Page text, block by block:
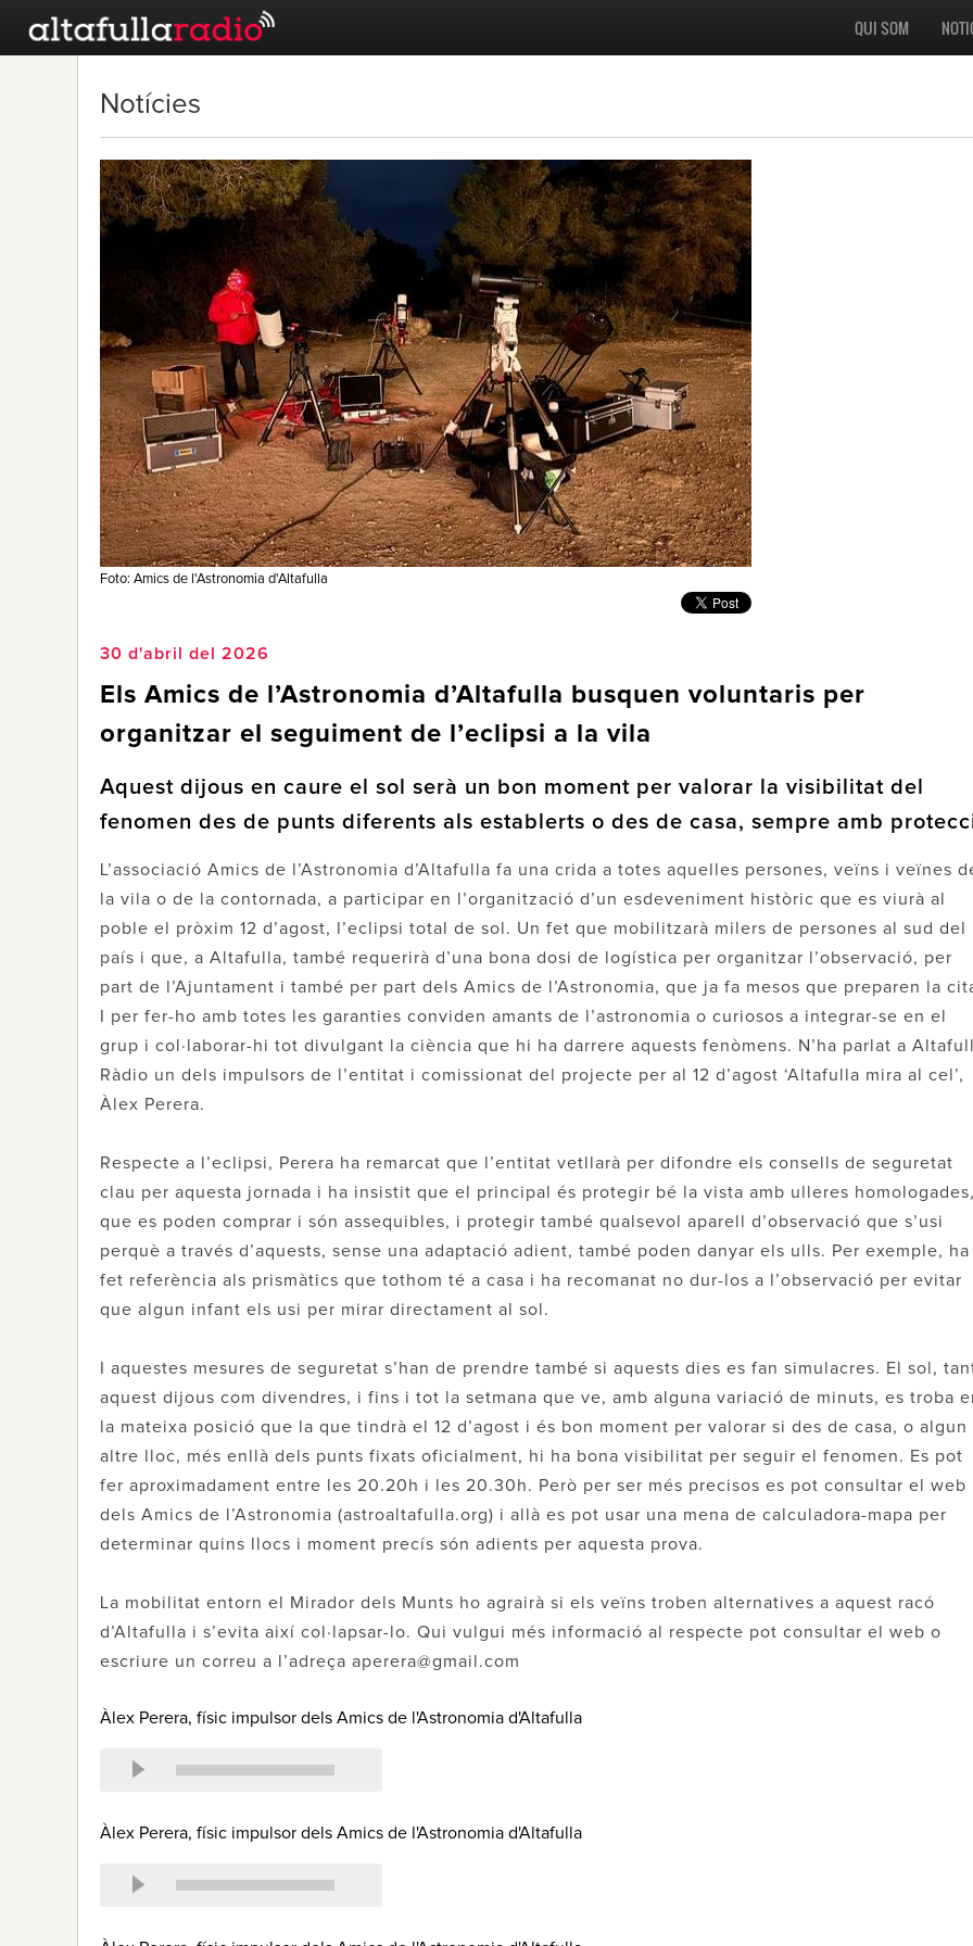
QUI SOM
Notícies
Foto: Amics de l'Astronomia d'Altafulla
30 d'abril del 2026
Els Amics de l’Astronomia d’Altafulla busquen voluntaris per
organitzar el seguiment de l’eclipsi a la vila
Aquest dijous en caure el sol serà un bon moment per valorar la visibilitat del
fenomen des de punts diferents als establerts o des de casa, sempre amb
L’associació Amics de l’Astronomia d’Altafulla fa una crida a totes aquelles persones, veïns i veïnes
la vila o de la contornada, a participar en l’organització d’un esdeveniment històric que es viurà al
poble el pròxim 12 d’agost, l’eclipsi total de sol. Un fet que mobilitzarà milers de persones al sud del
país i que, a Altafulla, també requerirà d’una bona dosi de logística per organitzar l’observació, per
part de l’Ajuntament i també per part dels Amics de l’Astronomia, que ja fa mesos que preparen la
I per fer-ho amb totes les garanties conviden amants de l’astronomia o curiosos a integrar-se en el
grup i col·laborar-hi tot divulgant la ciència que hi ha darrere aquests fenòmens. N’ha parlat a
Ràdio un dels impulsors de l’entitat i comissionat del projecte per al 12 d’agost ‘Altafulla mira al cel’,
Àlex Perera.
Respecte a l’eclipsi, Perera ha remarcat que l’entitat vetllarà per difondre els consells de seguretat
clau per aquesta jornada i ha insistit que el principal és protegir bé la vista amb ulleres homologades,
que es poden comprar i són assequibles, i protegir també qualsevol aparell d’observació que s’usi
perquè a través d’aquests, sense una adaptació adient, també poden danyar els ulls. Per exemple, ha
fet referència als prismàtics que tothom té a casa i ha recomanat no dur-los a l’observació per evitar
que algun infant els usi per mirar directament al sol.
I aquestes mesures de seguretat s’han de prendre també si aquests dies es fan simulacres. El sol,
aquest dijous com divendres, i fins i tot la setmana que ve, amb alguna variació de minuts, es troba
la mateixa posició que la que tindrà el 12 d’agost i és bon moment per valorar si des de casa, o algun
altre lloc, més enllà dels punts fixats oficialment, hi ha bona visibilitat per seguir el fenomen. Es pot
fer aproximadament entre les 20.20h i les 20.30h. Però per ser més precisos es pot consultar el web
dels Amics de l’Astronomia (astroaltafulla.org) i allà es pot usar una mena de calculadora-mapa per
determinar quins llocs i moment precís són adients per aquesta prova.
La mobilitat entorn el Mirador dels Munts ho agrairà si els veïns troben alternatives a aquest racó
d’Altafulla i s’evita així col·lapsar-lo. Qui vulgui més informació al respecte pot consultar el web o
escriure un correu a l’adreça aperera@gmail.com
Àlex Perera, físic impulsor dels Amics de l'Astronomia d'Altafulla
Àlex Perera, físic impulsor dels Amics de l'Astronomia d'Altafulla